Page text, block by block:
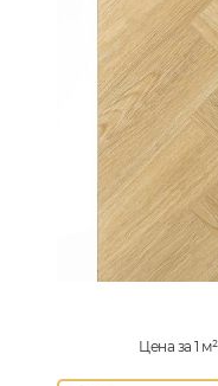
Цена за 1 м²